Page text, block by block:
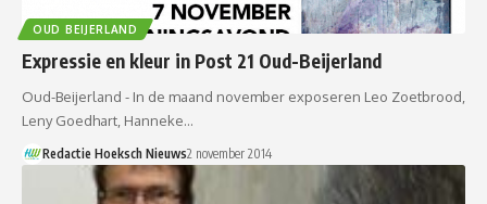
OUD BEIJERLAND
Expressie en kleur in Post 21 Oud-Beijerland
Oud-Beijerland - In de maand november exposeren Leo Zoetbrood,
Leny Goedhart, Hanneke…
Redactie Hoeksch Nieuws2 november 2014